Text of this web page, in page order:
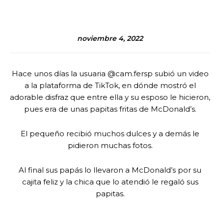
noviembre 4, 2022
Hace unos días la usuaria @cam.fersp subió un video
a la plataforma de TikTok, en dónde mostró el
adorable disfraz que entre ella y su esposo le hicieron,
pues era de unas papitas fritas de McDonald’s.
El pequeño recibió muchos dulces y a demás le
pidieron muchas fotos.
Al final sus papás lo llevaron a McDonald’s por su
cajita feliz y la chica que lo atendió le regaló sus
papitas.